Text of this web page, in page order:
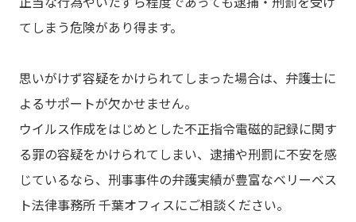
てしまう危険があり得ます。
思いがけず容疑をかけられてしまった場合は、弁護士に
よるサポートが欠かせません。
ウイルス作成をはじめとした不正指令電磁的記録に関す
る罪の容疑をかけられてしまい、逮捕や刑罰に不安を感
じているなら、刑事事件の弁護実績が豊富なベリーベス
ト法律事務所 千葉オフィスにご相談ください。